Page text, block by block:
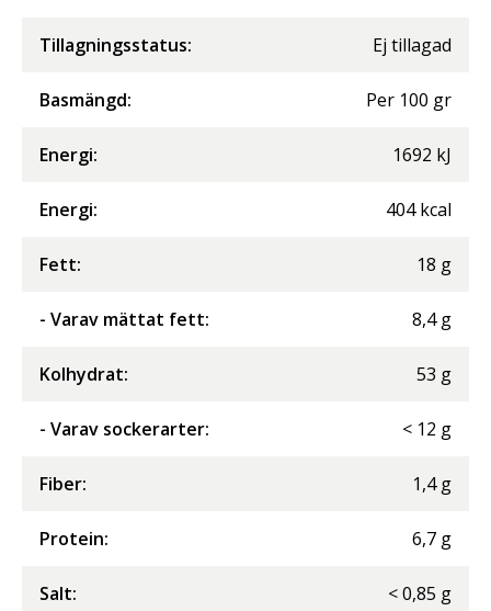
Tillagningsstatus: Ej tillagad
Basmängd: Per 100 gr
Energi: 1692 kJ
Energi: 404 kcal
Fett: 18 g
- Varav mättat fett: 8,4 g
Kolhydrat: 53 g
- Varav sockerarter: < 12 g
Fiber: 1,4 g
Protein: 6,7 g
Salt: <0,85 g